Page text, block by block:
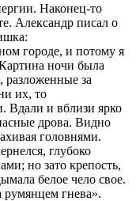
Наконец-то
Александр писал о
городе, и потому я
ночи была
разложенные за
их, то
Вдали и вблизи ярко
дрова. Видно
головнями.
глубоко
но зато крепость,
белое чело свое.
румянцем гнева».